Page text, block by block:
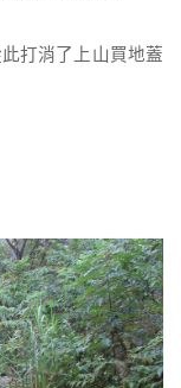
打消了上山買地蓋